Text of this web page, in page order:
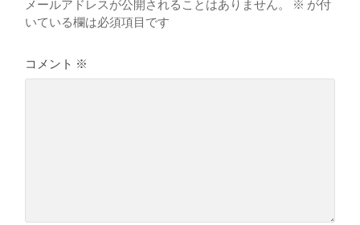
メールアドレスが公開されることはありません。 ※ が付
いている欄は必須項目です
コメント ※